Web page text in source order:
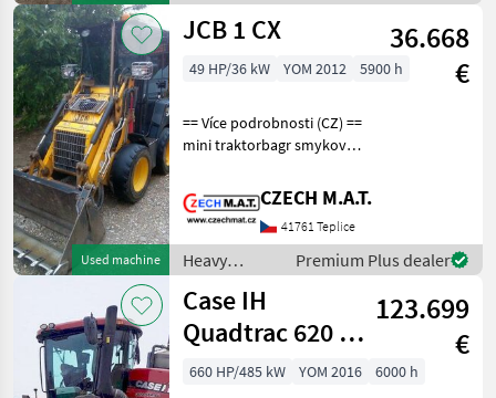
equipment/
construction
Locust
Used machine
JCB 1 CX
36.668
€
49 HP/36 kW YOM 2012 5900 h
== Více podrobnosti (CZ) ==
mini traktorbagr smykový
majitel najeto 5 900 mth
(při 3.800 mth měněné
hydromotory a čerpadla)
motor 36 kW hm
CZECH M.A.T.
41761 Teplice
Heavy
equipment/
construction
machines /
JCB
Premium Plus dealer
Case IH
Quadtrac 620 Hi-
eSCR
123.699
€
660 HP/485 kW YOM 2016
6000 h